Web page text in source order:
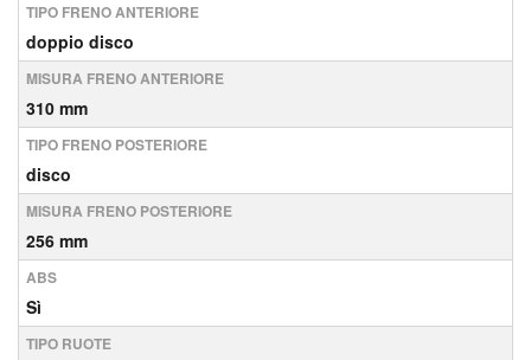
TIPO FRENO ANTERIORE
doppio disco
MISURA FRENO ANTERIORE
310 mm
TIPO FRENO POSTERIORE
disco
MISURA FRENO POSTERIORE
256 mm
ABS
Sì
TIPO RUOTE